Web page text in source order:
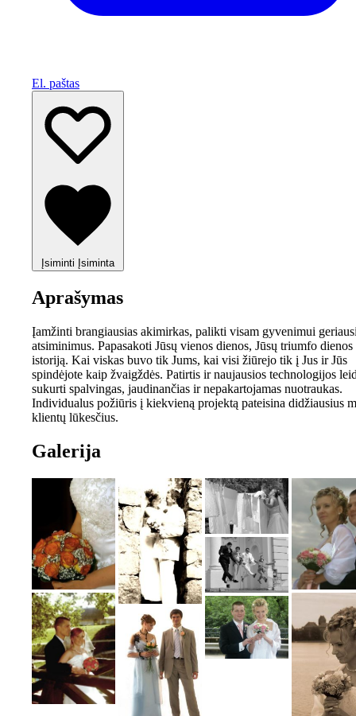
El. paštas
Įsiminti Įsiminta
Aprašymas
Įamžinti brangiausias akimirkas, palikti visam gyvenimui
atsiminimus. Papasakoti Jūsų vienos dienos, Jūsų triumfo dienos
istoriją. Kai viskas buvo tik Jums, kai visi žiūrejo tik į Jus ir Jūs
spindėjote kaip žvaigždės. Patirtis ir naujausios technologijos
sukurti spalvingas, jaudinančias ir nepakartojamas nuotraukas.
Individualus požiūris į kiekvieną projektą pateisina didžiausius
klientų lūkesčius.
Galerija